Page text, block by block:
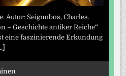
Autor: Seignobos, Charles.
– Geschichte antiker Reiche“
eine faszinierende Erkundung